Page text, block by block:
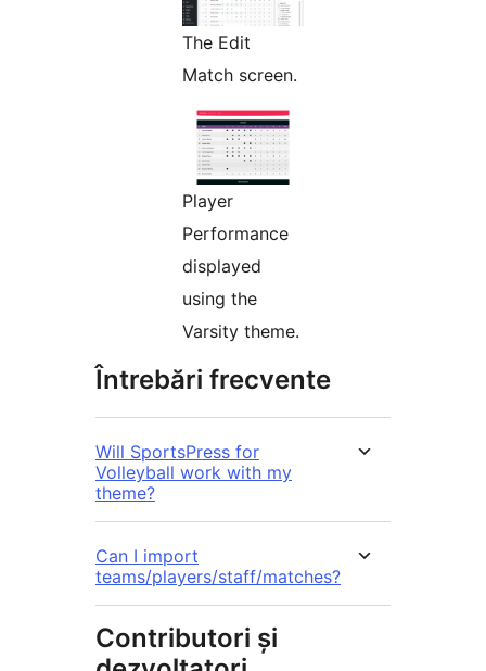
The Edit
Match screen.
Player
Performance
displayed
using the
Varsity theme.
Întrebări frecvente
Will SportsPress for
Volleyball work with my
theme?
Can I import
teams/players/staff/matches?
Contributori și